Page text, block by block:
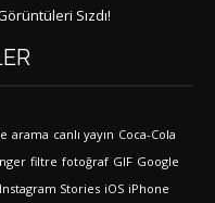
Sızdı!
arama canlı yayın Coca-Cola
filtre fotoğraf GIF Google
Instagram Stories iOS iPhone